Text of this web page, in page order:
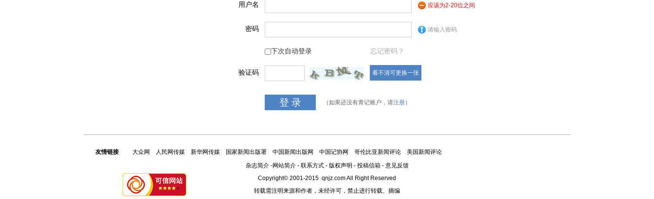
用户名 应该为2-20位之间
密码 请输入密码
下次自动登录 忘记密码？
验证码 看不清可更换一张
（如果还没有青记账户，请注册）
友情链接 大众网 人民网传媒 新华网传媒 国家新闻出版署 中国新闻出版网 中国记协网 哥伦比亚新闻评论
美国新闻评论
杂志简介-网站简介- 联系方式- 版权声明 - 投稿信箱- 意见反馈
Copyright© 2001-2015 qnjz.com All Right Reserved
转载需注明来源和作者，未经许可，禁止进行转载、摘编